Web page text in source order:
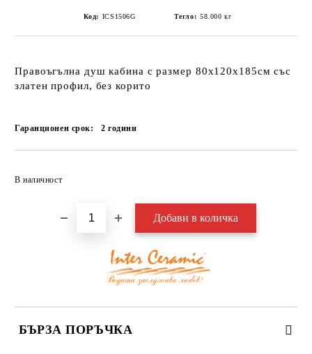
Код: ICS1506G Тегло: 58.000 кг
Правоъгълна душ кабина с размер 80х120х185см със
златен профил, без корито
Гаранционен срок: 2години
В наличност
БЪРЗА ПОРЪЧКА